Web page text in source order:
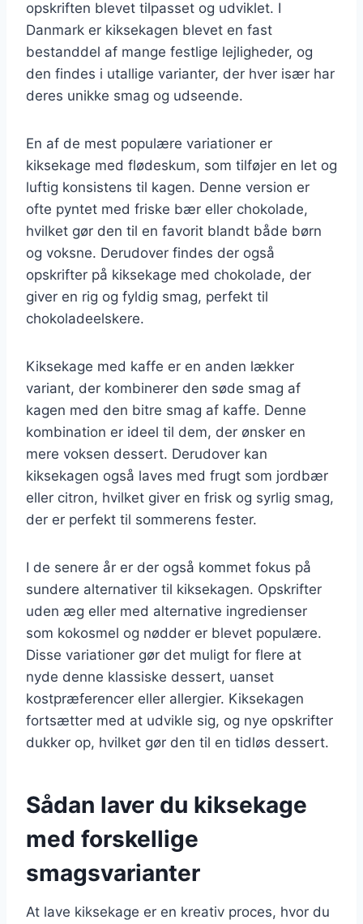
opskriften blevet tilpasset og udviklet. I
Danmark er kiksekagen blevet en fast
bestanddel af mange festlige lejligheder, og
den findes i utallige varianter, der hver især har
deres unikke smag og udseende.
En af de mest populære variationer er
kiksekage med flødeskum, som tilføjer en let og
luftig konsistens til kagen. Denne version er
ofte pyntet med friske bær eller chokolade,
hvilket gør den til en favorit blandt både børn
og voksne. Derudover findes der også
opskrifter på kiksekage med chokolade, der
giver en rig og fyldig smag, perfekt til
chokoladeelskere.
Kiksekage med kaffe er en anden lækker
variant, der kombinerer den søde smag af
kagen med den bitre smag af kaffe. Denne
kombination er ideel til dem, der ønsker en
mere voksen dessert. Derudover kan
kiksekagen også laves med frugt som jordbær
eller citron, hvilket giver en frisk og syrlig smag,
der er perfekt til sommerens fester.
I de senere år er der også kommet fokus på
sundere alternativer til kiksekagen. Opskrifter
uden æg eller med alternative ingredienser
som kokosmel og nødder er blevet populære.
Disse variationer gør det muligt for flere at
nyde denne klassiske dessert, uanset
kostpræferencer eller allergier. Kiksekagen
fortsætter med at udvikle sig, og nye opskrifter
dukker op, hvilket gør den til en tidløs dessert.
Sådan laver du kiksekage
med forskellige
smagsvarianter
At lave kiksekage er en kreativ proces, hvor du